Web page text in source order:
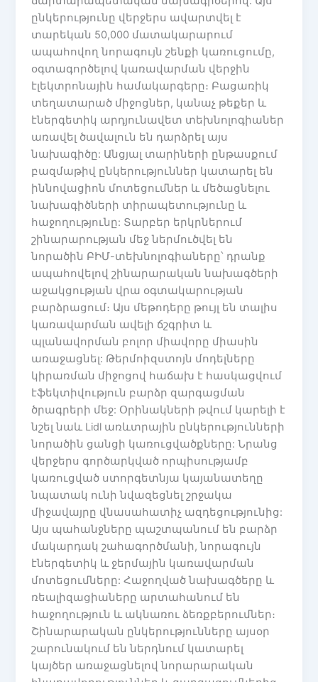
ընկերությունը վերջերս ավարտվել է
տարեկան 50,000 մատակարարում
ապահովող նորագույն շենքի կառուցումը,
օգտագործելով կառավարման վերջին
էլեկտրոնային համակարգերը։ Բացառիկ
տեղատարած միջոցներ, կանաչ թեքեր և
էներգետիկ արդյունավետ տեխնոլոգիաներ
առավել ծավալուն են դարձրել այս
նախագիծը: Անցյալ տարիների ընթասքում
բազմաթիվ ընկերություններ կատարել են
իննովացիոն մոտեցումներ և մեծացնելու
նախագիծների տիրապետությունը և
հաջողությունը: Տարբեր երկրներում
շինարարության մեջ ներմուծվել են
նորածին ԲԻՄ-տեխնոլոգիաները՝ դրանք
ապահովելով շինարարական նախագծերի
աջակցության վրա օգտակարության
բարձրացում։ Այս մեթոդերը թույլ են տալիս
կառավարման ավելի ճշգրիտ և
պլանավորման բոլոր միավորը միասին
առաջացնել: Թերմոիզստոյն մոդելները
կիրառման միջոցով հաճախ է հասկացվում
էֆեկտիվություն բարձր զարգացման
ծրագրերի մեջ: Օրինակների թվում կարելի է
նշել նաև Lidl առևտրային ընկերությունների
նորածին ցանցի կառուցվածքները: Նրանց
վերջերս գործարկված որպիսությամբ
կառուցված ստորգետնյա կայանատեղը
նպատակ ունի նվազեցնել շրջակա
միջավայրը վնասահատիչ ազդեցությունից:
Այս պահանջները պաշտպանում են բարձր
մակարդակ շահագործմանի, նորագույն
էներգետիկ և ջերմային կառավարման
մոտեցումները: Հաջողված նախագծերը և
ռեալիզացիաները արտահանում են
հաջողություն և ակնառու ձեռքբերումներ։
Շինարարական ընկերությունները այսօր
շարունակում են ներդնում կատարել
կայծեր առաջացնելով նորարարական